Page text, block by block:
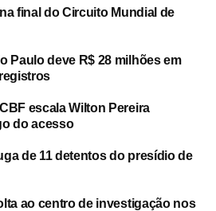
final do Circuito Mundial de
Paulo deve R$ 28 milhões em
escala Wilton Pereira
do acesso
de 11 detentos do presídio de
ao centro de investigação nos